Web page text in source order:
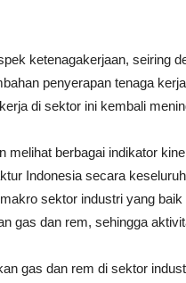
ketenagakerjaan, seiring
penyerapan tenaga
di sektor ini kembali
melihat berbagai indikator
Indonesia secara
sektor industri yang
gas dan rem, sehingga
gas dan rem di sektor